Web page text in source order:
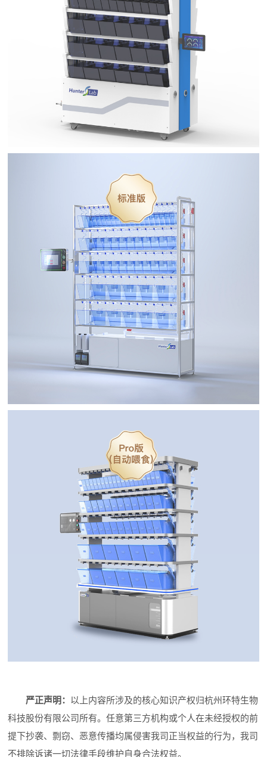
严正声明： 以上内容所涉及的核心知识产权归杭州环特生物
科技股份有限公司所有。任意第三方机构或个人在未经授权的前
提下抄袭、剽窃、恶意传播均属侵害我司正当权益的行为，我司
不排除诉诸一切法律手段维护自身合法权益。